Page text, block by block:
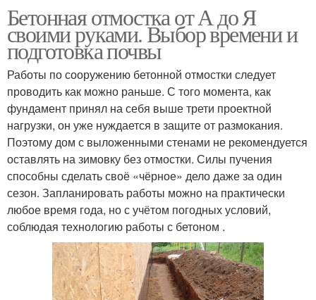
Бетонная отмостка от А до Я
своими руками. Выбор времени и
подготовка почвы
Работы по сооружению бетонной отмостки следует
проводить как можно раньше. С того момента, как
фундамент принял на себя выше трети проектной
нагрузки, он уже нуждается в защите от размокания.
Поэтому дом с выложенными стенами не рекомендуется
оставлять на зимовку без отмостки. Силы пучения
способны сделать своё «чёрное» дело даже за один
сезон. Запланировать работы можно на практически
любое время года, но с учётом погодных условий,
соблюдая технологию работы с бетоном .